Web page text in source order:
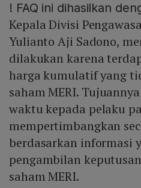
! FAQ ini dihasilkan
Kepala Divisi
Yulianto Aji Sadono,
dilakukan karena
harga kumulatif yang
saham MERI.
waktu kepada pelaku
mempertimbangkan
berdasarkan informasi
pengambilan
saham MERI.